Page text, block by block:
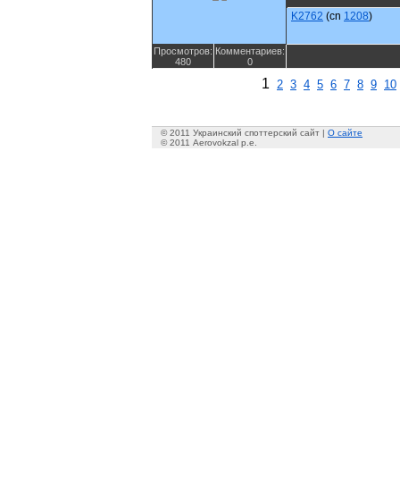
K2762 (cn 1208)
Просмотров:
480
Комментариев:
0
1 2 3 4 5 6 7 8 9 10
© 2011 Украинский споттерский сайт | О сайте
© 2011 Aerovokzal p.e.